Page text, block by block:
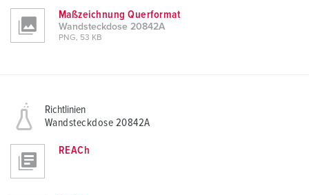
Maßzeichnung Querformat
Wandsteckdose 20842A
PNG, 53 KB
Richtlinien
Wandsteckdose 20842A
REACh